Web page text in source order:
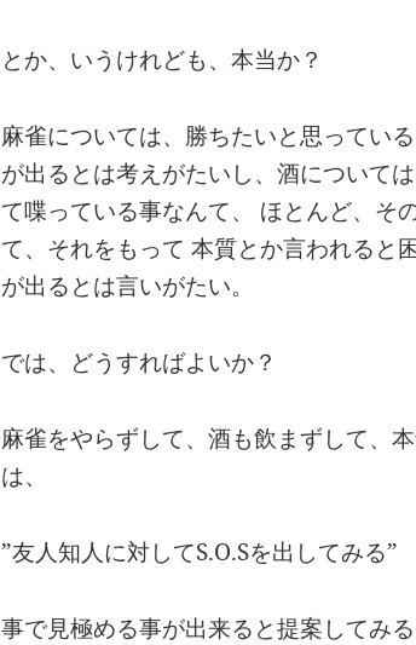
とか、いうけれども、本当か？
麻雀については、勝ちたいと思ってい
が出るとは考えがたいし、酒について
て喋っている事なんて、 ほとんど、そ
て、それをもって 本質とか言われると
が出るとは言いがたい。
では、どうすればよいか？
麻雀をやらずして、酒も飲まずして、
は、
”友人知人に対してS.O.Sを出してみる”
事で見極める事が出来ると提案してみ